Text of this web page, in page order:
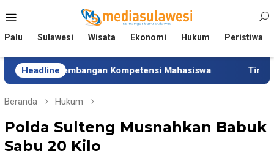
ke
Mobile
Palu Sulawesi Wisata Ekonomi Hukum Peristiwa
HeadlineKompetensi Mahasiswa Tim Universitas
Beranda Hukum
Polda Sulteng Musnahkan Babuk
Sabu 20 Kilo